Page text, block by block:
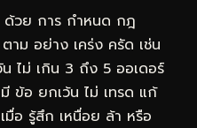
ด้วย การ กำหนด กฎ
ม อย่าง เคร่ง ครัด เช่น
ไม่ เกิน 3 ถึง 5 ออเดอร์
ข้อ ยกเว้น ไม่ เทรด แก้
อ รู้สึก เหนื่อย ล้า หรือ